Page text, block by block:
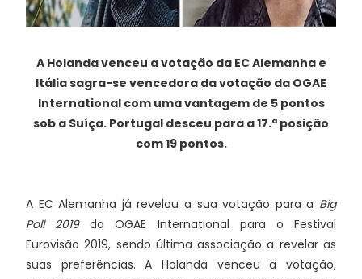
A Holanda venceu a votação da EC Alemanha e
Itália sagra-se vencedora da votação da OGAE
International com uma vantagem de 5 pontos
sob a Suíça. Portugal desceu para a 17.ª posição
com 19 pontos.
A EC Alemanha já revelou a sua votação para a Big
Poll 2019da OGAE International para o Festival
Eurovisão 2019, sendo última associação a revelar as
suas preferências. A Holanda venceu a votação,